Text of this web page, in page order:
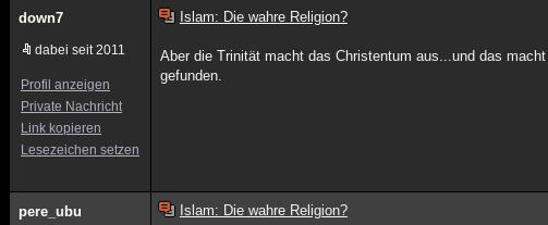
down7
dabei seit 2011
Profil anzeigen
Private Nachricht
Link kopieren
Lesezeichen setzen
Islam: Die wahre Religion?
Aber die Trinität macht das Christentum aus...und das
gefunden.
pere_ubu Islam: Die wahre Religion?